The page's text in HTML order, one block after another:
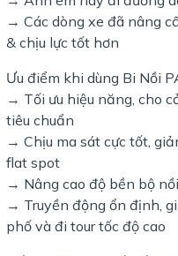
→ Các dòng xe đã nâng
& chịu lực tốt hơn
Ưu điểm khi dùng Bi Nồi
→ Tối ưu hiệu năng, cho
tiêu chuẩn
→ Chịu ma sát cực tốt,
flat spot
→ Nâng cao độ bền bộ
→ Truyền động ổn định,
phố và đi tour tốc độ cao